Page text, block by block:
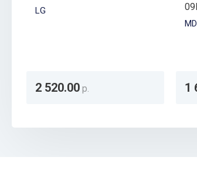
LG
2 520.00 р. 1